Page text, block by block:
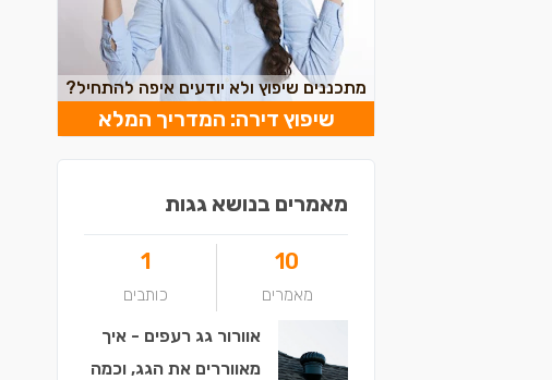
מתכננים שיפוץ ולא יודעים איפה להתחיל?
שיפוץ דירה: המדריך המלא
מאמרים בנושא גגות
10
מאמרים
1
כותבים
אוורור גג רעפים - איך
מאווררים את הגג, וכמה